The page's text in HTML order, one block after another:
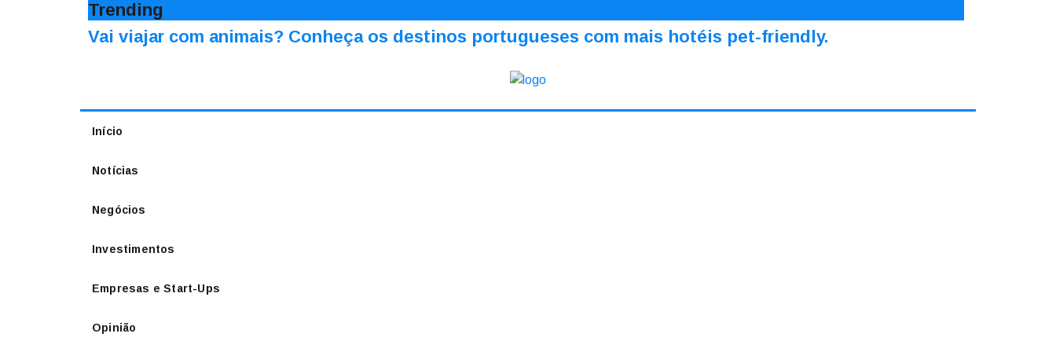
Trending
Vai viajar com animais? Conheça os destinos portugueses com mais hotéis pet-friendly.
Início
Notícias
Negócios
Investimentos
Empresas e Start-Ups
Opinião